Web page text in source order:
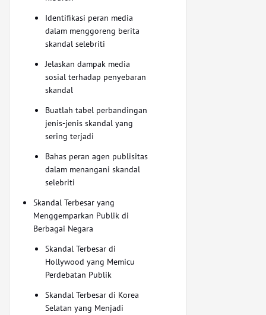
Identifikasi peran media
dalam menggoreng berita
skandal selebriti
Jelaskan dampak media
sosial terhadap penyebaran
skandal
Buatlah tabel perbandingan
jenis-jenis skandal yang
sering terjadi
Bahas peran agen publisitas
dalam menangani skandal
selebriti
Skandal Terbesar yang
Menggemparkan Publik di
Berbagai Negara
Skandal Terbesar di
Hollywood yang Memicu
Perdebatan Publik
Skandal Terbesar di Korea
Selatan yang Menjadi